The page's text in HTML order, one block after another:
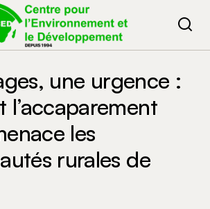
une urgence :
l’accaparement
les
rurales de